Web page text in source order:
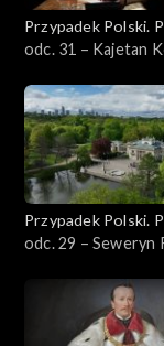
Przypadek Polski.
idee
odc. 31 – Kajetan
Przypadek Polski.
idee
odc. 29 – Seweryn